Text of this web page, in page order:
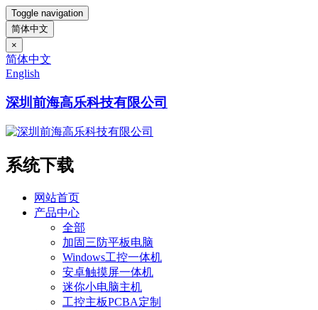
Toggle navigation
简体中文
×
简体中文
English
深圳前海高乐科技有限公司
系统下载
网站首页
产品中心
全部
加固三防平板电脑
Windows工控一体机
安卓触摸屏一体机
迷你小电脑主机
工控主板PCBA定制